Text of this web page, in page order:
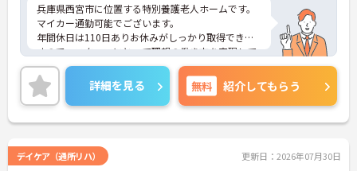
兵庫県西宮市に位置する特別養護老人ホームです。
マイカー通勤可能でございます。
年間休日は110日ありお休みがしっかり取得できま
すので、スタッフにとって理想の働き方を実現して
います。
昇給や賞与制度があり頑張りが評価されてしっかり
と職員に還元されます。
ご興味のある方には、面接対策ポイントなど、さら
に詳細をお話しいたしますのでお気軽にご相談くだ
詳細を見る 無料 紹介してもらう
デイケア（通所リハ） 更新日：2026年07月30日